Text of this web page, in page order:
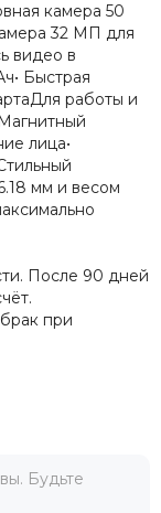
камера 50
32 МП для
видео в
Быстрая
работы и
лица•
мм и весом
После 90 дней
при
Будьте